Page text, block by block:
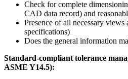
Check for complete
CAD data record) and
Presence of all necessary
specifications)
Does the general information
Standard-compliant tolerance
ASME Y14.5):